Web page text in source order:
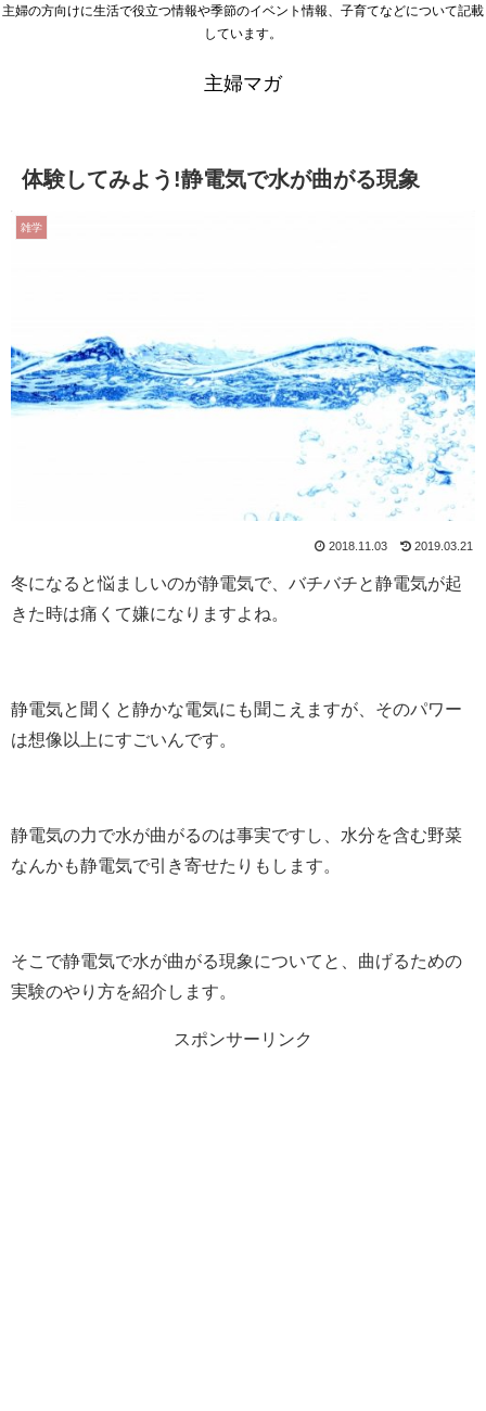
主婦の方向けに生活で役立つ情報や季節のイベント情報、子育てなどについて記載
しています。
主婦マガ
体験してみよう!静電気で水が曲がる現象
雑学
2018.11.03 2019.03.21
冬になると悩ましいのが静電気で、バチバチと静電気が起
きた時は痛くて嫌になりますよね。
静電気と聞くと静かな電気にも聞こえますが、そのパワー
は想像以上にすごいんです。
静電気の力で水が曲がるのは事実ですし、水分を含む野菜
なんかも静電気で引き寄せたりもします。
そこで静電気で水が曲がる現象についてと、曲げるための
実験のやり方を紹介します。
スポンサーリンク